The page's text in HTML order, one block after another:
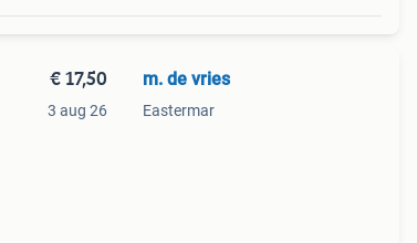
€ 17,50
3 aug 26
m. de vries
Eastermar